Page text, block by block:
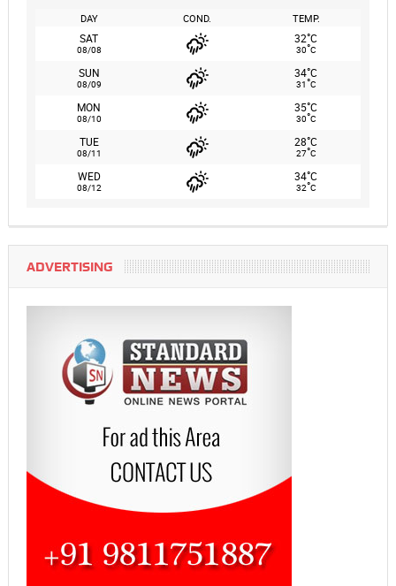
DAY COND. TEMP.
SAT
08/08
32°C
30°C
SUN
08/09
34°C
31°C
MON
08/10
35°C
30°C
TUE
08/11
28°C
27°C
WED
08/12
34°C
32°C
ADVERTISING